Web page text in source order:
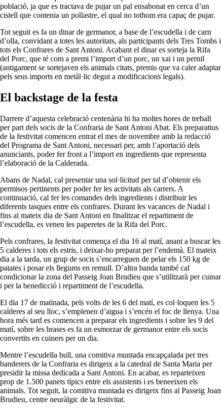
població, ja que es tractava de pujar un pal ensabonat en cerca d’un
cistell que contenia un pollastre, el qual no tothom era capaç de pujar.
Tot seguit es fa un dinar de germanor, a base de l’escudella i de carn
d’olla, convidant a totes les autoritats, als participants dels Tres Tombs i
tots els Confrares de Sant Antoni. Acabant el dinar es sorteja la Rifa
del Porc, que té com a premi l’import d’un porc, un xai i un pernil
(antigament se sortejaven els animals citats, premis que va caler adaptar
pels seus imports en metàl·lic degut a modificacions legals).
El backstage de la festa
Darrere d’aquesta celebració centenària hi ha moltes hores de treball
per part dels socis de la Confraria de Sant Antoni Abat. Els preparatius
de la festivitat comencen entrat el mes de novembre amb la redacció
del Programa de Sant Antoni, necessari per, amb l’aportació dels
anunciants, poder fer front a l’import en ingredients que representa
l’elaboració de la Calderada.
Abans de Nadal, cal presentar una sol·licitud per tal d’obtenir els
permisos pertinents per poder fer les activitats als carrers. A
continuació, cal fer les comandes dels ingredients i distribuir les
diferents tasques entre els confrares. Durant les vacances de Nadal i
fins al mateix dia de Sant Antoni en finalitzar el repartiment de
l’escudella, es venen les paperetes de la Rifa del Porc.
Pels confrares, la festivitat comença el dia 16 al matí, anant a buscar les
5 calderes i tots els estris, i deixar-ho preparat per l’endemà. El mateix
dia a la tarda, un grup de socis s’encarreguen de pelar els 150 kg de
patates i posar els llegums en remull. D’altra banda també cal
condicionar la zona del Passeig Joan Brudieu que s’utilitzarà per cuinar
i per la benedicció i repartiment de l’escudella.
El dia 17 de matinada, pels volts de les 6 del matí, es col·loquen les 5
calderes al seu lloc, s’emplenen d’aigua i s’encén el foc de llenya. Una
hora més tard es comencen a preparar els ingredients i sobre les 9 del
matí, sobre les brases es fa un esmorzar de germanor entre els socis
convertits en cuiners per un dia.
Mentre l’escudella bull, una comitiva muntada encapçalada per tres
banderers de la Confraria es dirigeix a la catedral de Santa Maria per
presidir la missa dedicada a Sant Antoni. En acabar, es reparteixen
prop de 1.500 panets típics entre els assistents i es beneeixen els
animals. Tot seguit, la comitiva muntada es dirigeix fins al Passeig Joan
Brudieu, centre neuràlgic de la festivitat.